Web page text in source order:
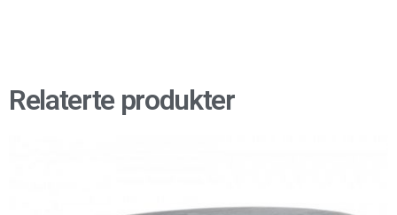
Relaterte produkter